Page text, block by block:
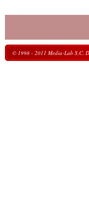
© 1998 - 2011 Media-Lab S.C.